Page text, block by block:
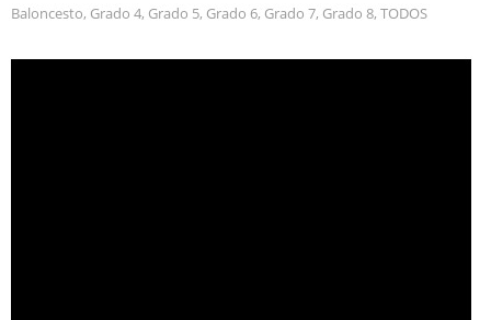
Baloncesto, Grado 4, Grado 5, Grado 6, Grado 7, Grado 8, TODOS